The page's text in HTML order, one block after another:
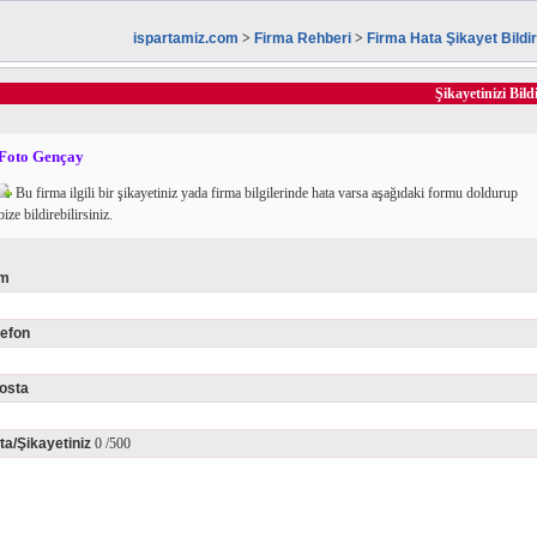
ispartamiz.com > Firma Rehberi > Firma Hata Şikayet
Şikayetinizi
Gençay
Bu firma ilgili bir şikayetiniz yada firma bilgilerinde hata varsa aşağıdaki formu doldurup
bildirebilirsiniz.
Şikayetiniz 0 /500